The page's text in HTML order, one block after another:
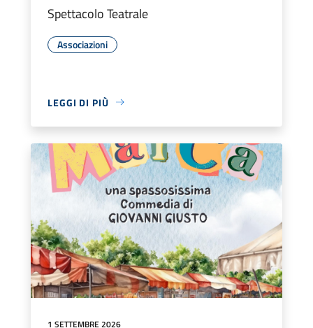
Spettacolo Teatrale
Associazioni
LEGGI DI PIÙ
1 SETTEMBRE 2026